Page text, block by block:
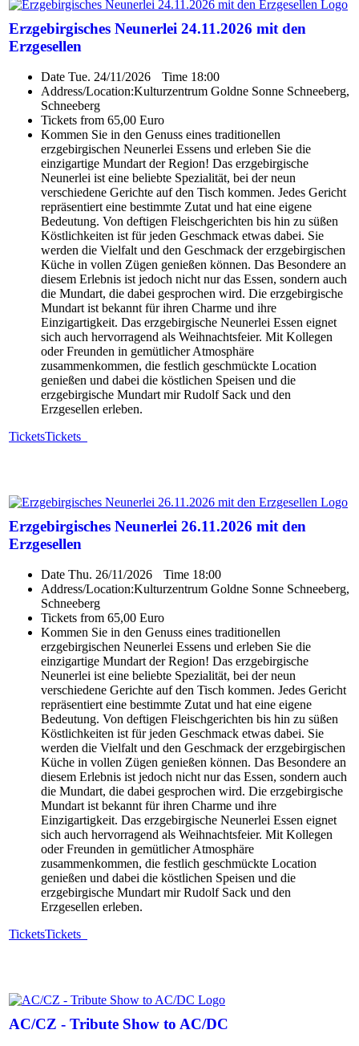
Erzgebirgisches Neunerlei 24.11.2026 mit den
Erzgesellen
Date Tue. 24/11/2026 Time 18:00
Address/Location:Kulturzentrum Goldne Sonne Schneeberg,
Schneeberg
Tickets from 65,00 Euro
Kommen Sie in den Genuss eines traditionellen
erzgebirgischen Neunerlei Essens und erleben Sie die
einzigartige Mundart der Region! Das erzgebirgische
Neunerlei ist eine beliebte Spezialität, bei der neun
verschiedene Gerichte auf den Tisch kommen. Jedes Gericht
repräsentiert eine bestimmte Zutat und hat eine eigene
Bedeutung. Von deftigen Fleischgerichten bis hin zu süßen
Köstlichkeiten ist für jeden Geschmack etwas dabei. Sie
werden die Vielfalt und den Geschmack der erzgebirgischen
Küche in vollen Zügen genießen können. Das Besondere an
diesem Erlebnis ist jedoch nicht nur das Essen, sondern auch
die Mundart, die dabei gesprochen wird. Die erzgebirgische
Mundart ist bekannt für ihren Charme und ihre
Einzigartigkeit. Das erzgebirgische Neunerlei Essen eignet
sich auch hervorragend als Weihnachtsfeier. Mit Kollegen
oder Freunden in gemütlicher Atmosphäre
zusammenkommen, die festlich geschmückte Location
genießen und dabei die köstlichen Speisen und die
erzgebirgische Mundart mir Rudolf Sack und den
Erzgesellen erleben.
TicketsTickets
Erzgebirgisches Neunerlei 26.11.2026 mit den
Erzgesellen
Date Thu. 26/11/2026 Time 18:00
Address/Location:Kulturzentrum Goldne Sonne Schneeberg,
Schneeberg
Tickets from 65,00 Euro
Kommen Sie in den Genuss eines traditionellen
erzgebirgischen Neunerlei Essens und erleben Sie die
einzigartige Mundart der Region! Das erzgebirgische
Neunerlei ist eine beliebte Spezialität, bei der neun
verschiedene Gerichte auf den Tisch kommen. Jedes Gericht
repräsentiert eine bestimmte Zutat und hat eine eigene
Bedeutung. Von deftigen Fleischgerichten bis hin zu süßen
Köstlichkeiten ist für jeden Geschmack etwas dabei. Sie
werden die Vielfalt und den Geschmack der erzgebirgischen
Küche in vollen Zügen genießen können. Das Besondere an
diesem Erlebnis ist jedoch nicht nur das Essen, sondern auch
die Mundart, die dabei gesprochen wird. Die erzgebirgische
Mundart ist bekannt für ihren Charme und ihre
Einzigartigkeit. Das erzgebirgische Neunerlei Essen eignet
sich auch hervorragend als Weihnachtsfeier. Mit Kollegen
oder Freunden in gemütlicher Atmosphäre
zusammenkommen, die festlich geschmückte Location
genießen und dabei die köstlichen Speisen und die
erzgebirgische Mundart mir Rudolf Sack und den
Erzgesellen erleben.
TicketsTickets
AC/CZ - Tribute Show to AC/DC